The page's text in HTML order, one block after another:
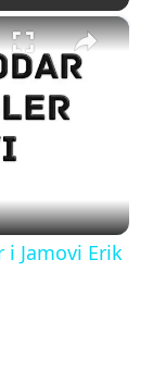
×
Jamovi Erik